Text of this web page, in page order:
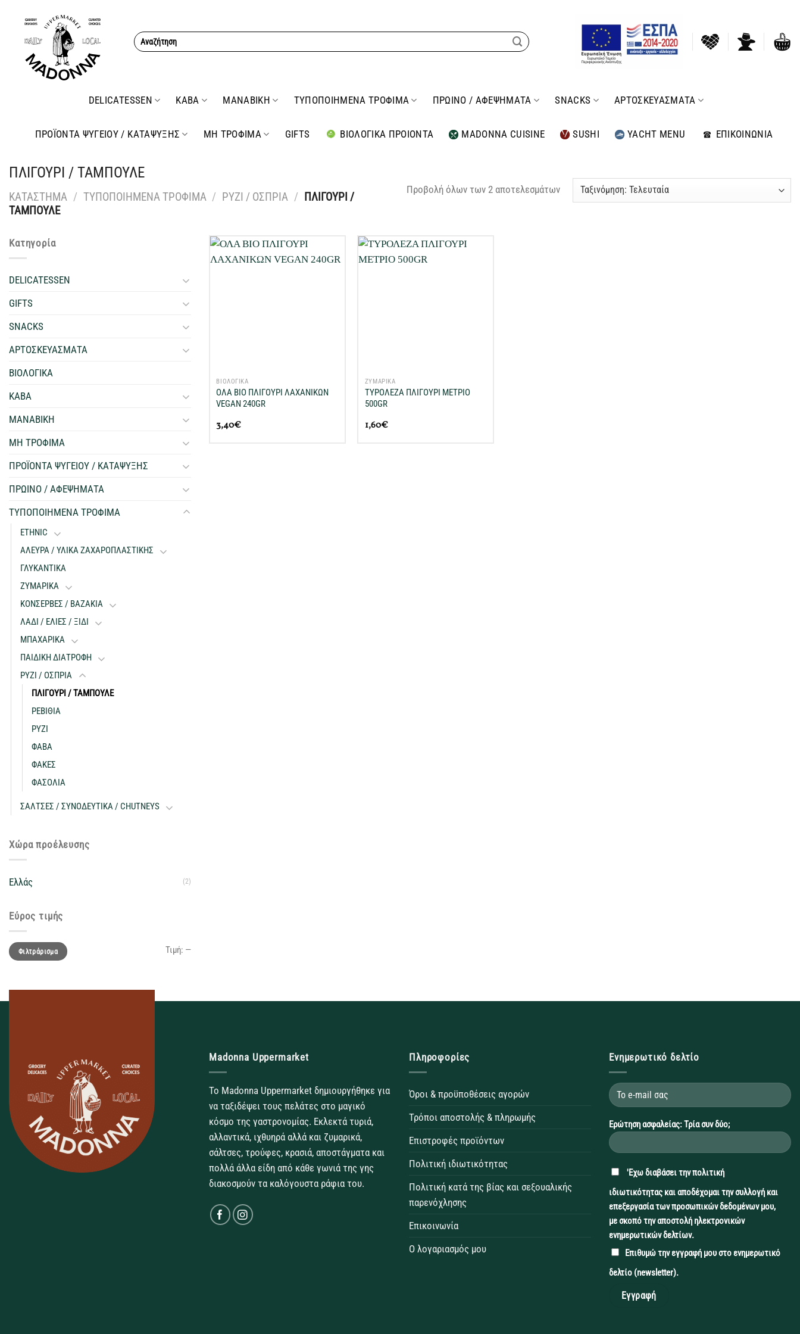
περιεχόμενο
Αναζήτηση
για:
DELICATESSEN ΚΑΒΑ ΜΑΝΑΒΙΚΗ ΤΥΠΟΠΟΙΗΜΕΝΑ ΤΡΟΦΙΜΑ ΠΡΩΙΝΟ / ΑΦΕΨΗΜΑΤΑ SNACKS ΑΡΤΟΣΚΕΥΑΣΜΑΤΑ
ΠΡΟΪΟΝΤΑ ΨΥΓΕΙΟΥ / ΚΑΤΑΨΥΞΗΣ ΜΗ ΤΡΟΦΙΜΑ GIFTS ΒΙΟΛΟΓΙΚΑ ΠΡΟΙΟΝΤΑ MADONNA CUISINE SUSHI YACHT MENU ΕΠΙΚΟΙΝΩΝΙΑ
ΠΛΙΓΟΥΡΙ / ΤΑΜΠΟΥΛΕ
ΚΑΤΑΣΤΗΜΑ / ΤΥΠΟΠΟΙΗΜΕΝΑ ΤΡΟΦΙΜΑ / ΡΥΖΙ / ΟΣΠΡΙΑ / ΠΛΙΓΟΥΡΙ /
ΤΑΜΠΟΥΛΕ
Προβολή όλων των 2 αποτελεσμάτων
Κατηγορία
DELICATESSEN
GIFTS
SNACKS
ΑΡΤΟΣΚΕΥΑΣΜΑΤΑ
ΒΙΟΛΟΓΙΚΑ
ΚΑΒΑ
ΜΑΝΑΒΙΚΗ
ΜΗ ΤΡΟΦΙΜΑ
ΠΡΟΪΟΝΤΑ ΨΥΓΕΙΟΥ / ΚΑΤΑΨΥΞΗΣ
ΠΡΩΙΝΟ / ΑΦΕΨΗΜΑΤΑ
ΤΥΠΟΠΟΙΗΜΕΝΑ ΤΡΟΦΙΜΑ
ETHNIC
ΑΛΕΥΡΑ / ΥΛΙΚΑ ΖΑΧΑΡΟΠΛΑΣΤΙΚΗΣ
ΓΛΥΚΑΝΤΙΚΑ
ΖΥΜΑΡΙΚΑ
ΚΟΝΣΕΡΒΕΣ / ΒΑΖΑΚΙΑ
ΛΑΔΙ / ΕΛΙΕΣ / ΞΙΔΙ
ΜΠΑΧΑΡΙΚΑ
ΠΑΙΔΙΚΗ ΔΙΑΤΡΟΦΗ
ΡΥΖΙ / ΟΣΠΡΙΑ
ΠΛΙΓΟΥΡΙ / ΤΑΜΠΟΥΛΕ
ΡΕΒΙΘΙΑ
ΡΥΖΙ
ΦΑΒΑ
ΦΑΚΕΣ
ΦΑΣΟΛΙΑ
ΣΑΛΤΣΕΣ / ΣΥΝΟΔΕΥΤΙΚΑ / CHUTNEYS
Χώρα προέλευσης
Ελλάς (2)
Εύρος τιμής
Ελάχιστη
τιμή
Μέγιστη
τιμήΦιλτράρισμα Τιμή: —
ΒΙΟΛΟΓΙΚΑ
ΟΛΑ ΒΙΟ ΠΛΙΓΟΥΡΙ ΛΑΧΑΝΙΚΩΝ
VEGAN 240GR
3,40€
ΖΥΜΑΡΙΚΑ
ΤΥΡΟΛΕΖΑ ΠΛΙΓΟΥΡΙ ΜΕΤΡΙΟ
500GR
1,60€
Madonna Uppermarket
Το Madonna Uppermarket δημιουργήθηκε για
να ταξιδέψει τους πελάτες στο μαγικό
κόσμο της γαστρονομίας. Εκλεκτά τυριά,
αλλαντικά, ιχθυηρά αλλά και ζυμαρικά,
σάλτσες, τρούφες, κρασιά, αποστάγματα και
πολλά άλλα είδη από κάθε γωνιά της γης
διακοσμούν τα καλόγουστα ράφια του.
Πληροφορίες
Όροι & προϋποθέσεις αγορών
Τρόποι αποστολής & πληρωμής
Επιστροφές προϊόντων
Πολιτική ιδιωτικότητας
Πολιτική κατά της βίας και σεξουαλικής
παρενόχλησης
Επικοινωνία
Ο λογαριασμός μου
Ενημερωτικό δελτίο
Ερώτηση ασφαλείας: Τρία συν δύο;
'Εχω διαβάσει τηνπολιτική
ιδιωτικότητας και αποδέχομαι την συλλογή και
επεξεργασία των προσωπικών δεδομένων μου,
με σκοπό την αποστολή ηλεκτρονικών
ενημερωτικών δελτίων.
Επιθυμώ την εγγραφή μου στο ενημερωτικό
δελτίο (newsletter).